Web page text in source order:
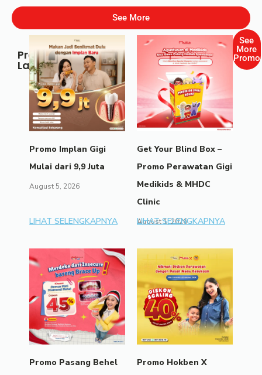
See More
Promo
Lainnya
Promo Implan Gigi
Mulai dari 9,9 Juta
August 5, 2026
LIHAT SELENGKAPNYA
Get Your Blind Box –
Promo Perawatan Gigi
Medikids & MHDC
Clinic
August 1, 2026
LIHAT SELENGKAPNYA
Promo Pasang Behel
Promo Hokben X
See
More
Promo